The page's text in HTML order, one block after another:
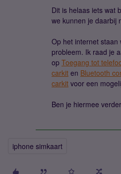
Dit is helaas iets wat
we kunnen je daarbij
Op het internet staan
probleem. Ik raad je
op Toegang tot
carkit en Bluetooth
carkit voor een
Ben je hiermee
iphone simkaart